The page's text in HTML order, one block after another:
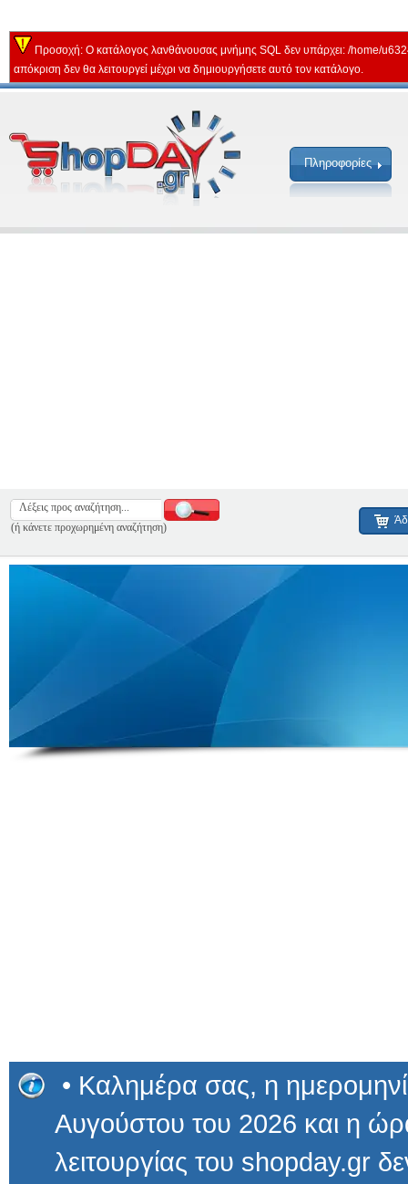
Προσοχή: Ο κατάλογος λανθάνουσας μνήμης SQL δεν υπάρχει: /home/
απόκριση δεν θα λειτουργεί μέχρι να δημιουργήσετε αυτό τον κατάλογο.
Πληροφορίες
(ή κάνετε προχωρημένη αναζήτηση)
• Καλημέρα σας, η
Αυγούστου του 2026 και η
λειτουργίας του shopday.gr